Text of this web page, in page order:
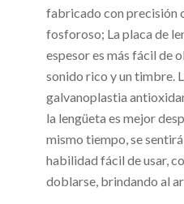
fabricado con precisión
fosforoso; La placa de
espesor es más fácil de
sonido rico y un timbre.
galvanoplastia
la lengüeta es mejor
mismo tiempo, se
habilidad fácil de usar,
doblarse, brindando al